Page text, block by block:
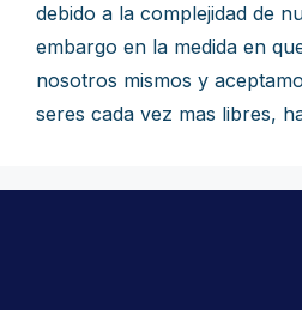
debido a la complejidad de
embargo en la medida en
nosotros mismos y
seres cada vez mas libres,